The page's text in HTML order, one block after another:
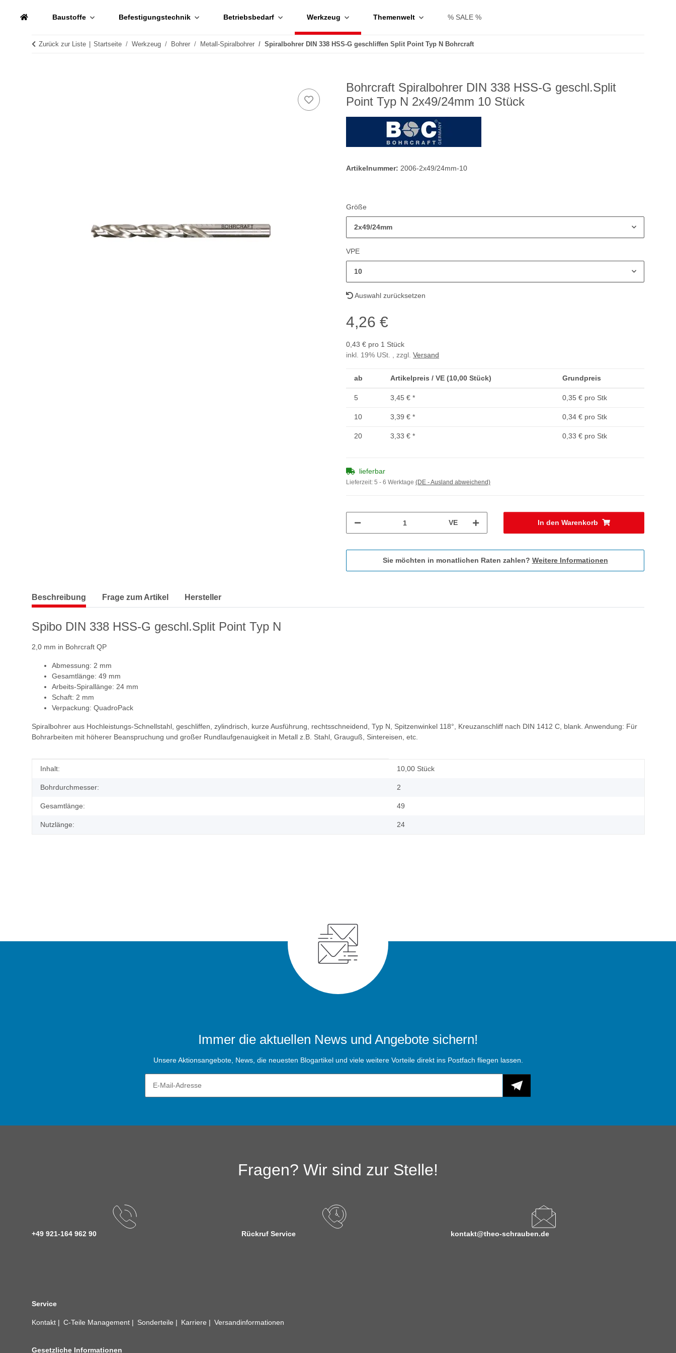
Baustoffe Befestigungstechnik Betriebsbedarf Werkzeug Themenwelt % SALE %
Zurück zur Liste Startseite Werkzeug Bohrer Metall-Spiralbohrer Spiralbohrer DIN 338 HSS-G geschliffen Split Point Typ N Bohrcraft
Bohrcraft Spiralbohrer DIN 338 HSS-G geschl.Split
Point Typ N 2x49/24mm 10 Stück
Artikelnummer: 2006-2x49/24mm-10
Größe
2x49/24mm
VPE
10
Auswahl zurücksetzen
4,26 €
0,43 € pro 1 Stück
inkl. 19% USt. , zzgl. Versand
ab Artikelpreis / VE (10,00 Stück) Grundpreis
5 3,45 € * 0,35 € pro Stk
10 3,39 € * 0,34 € pro Stk
20 3,33 € * 0,33 € pro Stk
lieferbar
Lieferzeit: 5 - 6 Werktage (DE - Ausland abweichend)
VE In den Warenkorb
Sie möchten in monatlichen Raten zahlen? Weitere Informationen
Beschreibung Frage zum Artikel Hersteller
Spibo DIN 338 HSS-G geschl.Split Point Typ N
2,0 mm in Bohrcraft QP
Abmessung: 2 mm
Gesamtlänge: 49 mm
Arbeits-Spirallänge: 24 mm
Schaft: 2 mm
Verpackung: QuadroPack
Spiralbohrer aus Hochleistungs-Schnellstahl, geschliffen, zylindrisch, kurze Ausführung, rechtsschneidend, Typ N, Spitzenwinkel 118°, Kreuzanschliff nach DIN 1412 C, blank. Anwendung: Für
Bohrarbeiten mit höherer Beanspruchung und großer Rundlaufgenauigkeit in Metall z.B. Stahl, Grauguß, Sintereisen, etc.
Produkteigenschaft
Wert
Inhalt: 10,00 Stück
Bohrdurchmesser: 2
Gesamtlänge: 49
Nutzlänge: 24
Immer die aktuellen News und Angebote sichern!
Unsere Aktionsangebote, News, die neuesten Blogartikel und viele weitere Vorteile direkt ins Postfach fliegen lassen.
Fragen? Wir sind zur Stelle!
+49 921-164 962 90 Rückruf Service kontakt@theo-schrauben.de
Service
Kontakt C-Teile Management Sonderteile Karriere Versandinformationen
Gesetzliche Informationen